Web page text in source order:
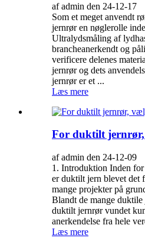
af admin den 24-12-17
Som et meget anvendt
jernrør en nøglerolle
Ultralydsmåling af
brancheanerkendt og
verificere delenes
jernrør og dets
jernrør er et ...
Læs mere
For duktilt
af admin den 24-12-09
1. Introduktion Inden
er duktilt jern blevet det
mange projekter på
Blandt de mange
duktilt jernrør vundet
anerkendelse fra hele
Læs mere